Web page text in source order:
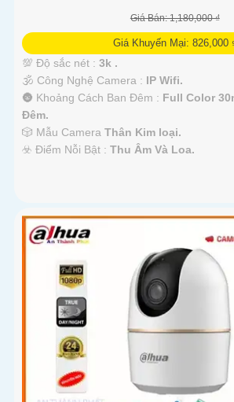
Giá Bán: 1,180,000 ₫
Giá Khuyến Mại: 826,000
💯 Độ sắc nét : 3k .
🕉️ Công Nghệ Camera : IP Wifi.
🌚 Khoảng Cách Ban Đêm : Full Color
Ðêm.
🎲 Mẫu Camera Thân Kim loại.
️☣️ Điểm Nỗi Bật : Thu Âm Và Loa.